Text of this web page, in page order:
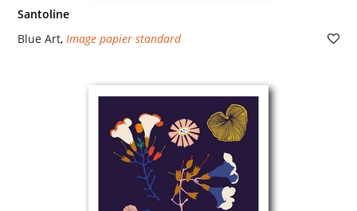
Santoline
Blue Art, Image papier standard